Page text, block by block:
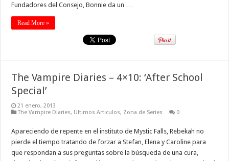
Fundadores del Consejo, Bonnie da un …
Read More »
The Vampire Diaries – 4×10: ‘After School
Special’
21 enero, 2013
The Vampire Diaries, Ultimos Articulos, Zona de Series 0
Apareciendo de repente en el instituto de Mystic Falls, Rebekah no
pierde el tiempo tratando de forzar a Stefan, Elena y Caroline para
que respondan a sus preguntas sobre la búsqueda de una cura,